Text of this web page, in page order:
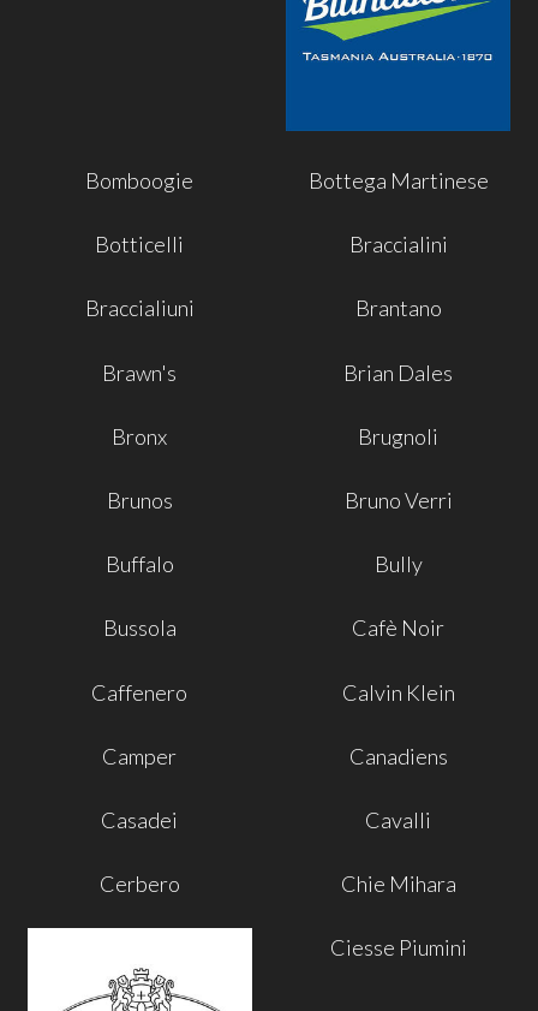
Bomboogie Bottega Martinese
Botticelli Braccialini
Braccialiuni Brantano
Brawn's Brian Dales
Bronx Brugnoli
Brunos Bruno Verri
Buffalo Bully
Bussola Cafè Noir
Caffenero Calvin Klein
Camper Canadiens
Casadei Cavalli
Cerbero Chie Mihara
Ciesse Piumini